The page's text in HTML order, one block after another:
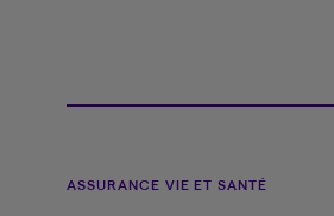
ASSURANCE VIE ET SANTÉ